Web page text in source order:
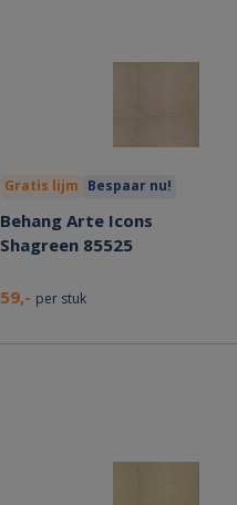
Gratis lijm Bespaar nu!
Behang Arte Icons
Shagreen 85525
59,- per stuk